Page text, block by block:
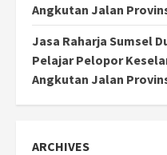
Angkutan Jalan
Jasa Raharja Sumsel
Pelajar Pelopor
Angkutan Jalan
ARCHIVES